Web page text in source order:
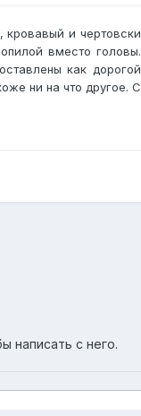
кровавый и чертовски
вместо головы.
как дорогой
ни на что другое. С
написать с него.